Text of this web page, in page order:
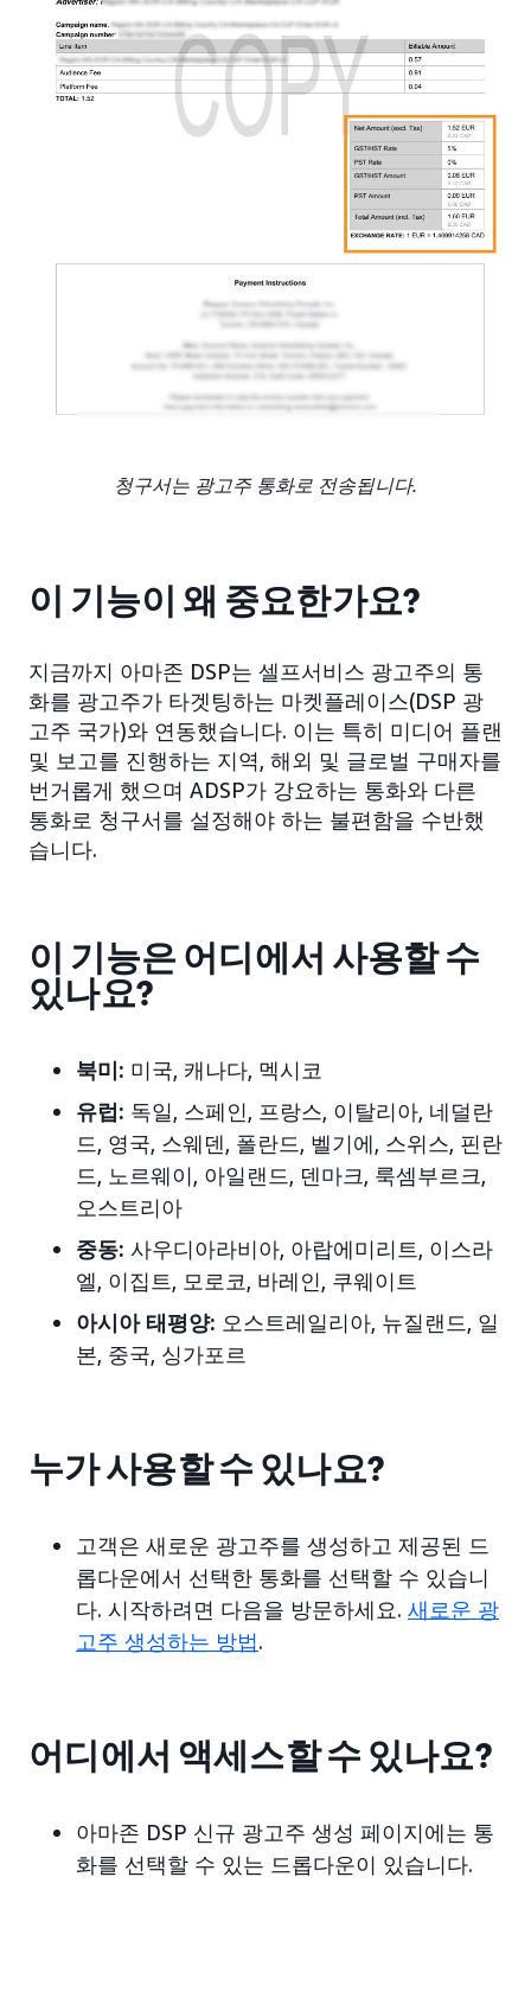
청구서는 광고주 통화로 전송됩니다.
이 기능이 왜 중요한가요?
지금까지 아마존 DSP는 셀프서비스 광고주의 통
화를 광고주가 타겟팅하는 마켓플레이스(DSP 광
고주 국가)와 연동했습니다. 이는 특히 미디어 플랜
및 보고를 진행하는 지역, 해외 및 글로벌 구매자를
번거롭게 했으며 ADSP가 강요하는 통화와 다른
통화로 청구서를 설정해야 하는 불편함을 수반했
습니다.
이 기능은 어디에서 사용할 수
있나요?
북미: 미국, 캐나다, 멕시코
유럽: 독일, 스페인, 프랑스, 이탈리아, 네덜란
드, 영국, 스웨덴, 폴란드, 벨기에, 스위스, 핀란
드, 노르웨이, 아일랜드, 덴마크, 룩셈부르크,
오스트리아
중동: 사우디아라비아, 아랍에미리트, 이스라
엘, 이집트, 모로코, 바레인, 쿠웨이트
아시아 태평양: 오스트레일리아, 뉴질랜드, 일
본, 중국, 싱가포르
누가 사용할 수 있나요?
고객은 새로운 광고주를 생성하고 제공된 드
롭다운에서 선택한 통화를 선택할 수 있습니
다. 시작하려면 다음을 방문하세요. 새로운 광
고주 생성하는 방법.
어디에서 액세스할 수 있나요?
아마존 DSP 신규 광고주 생성 페이지에는 통
화를 선택할 수 있는 드롭다운이 있습니다.